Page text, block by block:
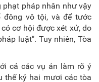
phạt pháp nhân như vậy
vô tội, và để tước
cơ hội được xét xử, do
luật". Tuy nhiên, Tòa
cả các vụ án làm rõ ý
thế kỷ hai mươi các tòa